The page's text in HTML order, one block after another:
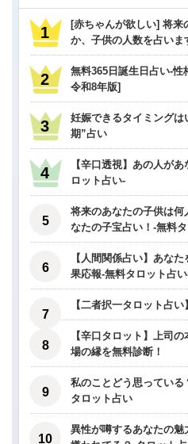
[赤ちゃんが欲しい] 将来
か、子供の人数を占いま
無料365日誕生日占い-性
令和8年版]
妊娠できるタイミングは
期”占い
【辛口透視】あの人が
ロット占い-
将来のあなたの子供は
なたの子宝占い！-無料
【人間関係占い】あな
果応報-無料タロット占
【二者択一タロット占
【辛口タロット】上司
場の縁を無料診断！
私のことどう思ってい
タロット占い
異性が噂するあなたの魅